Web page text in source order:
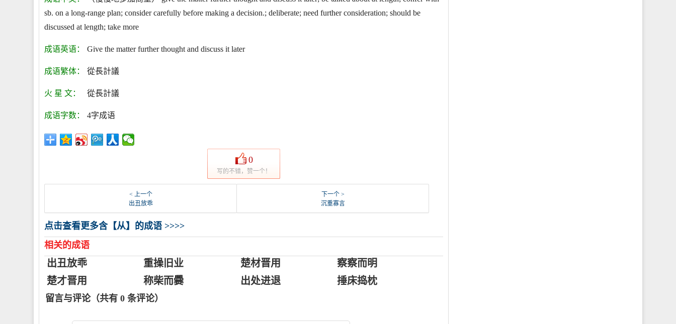
sb. on a long-range plan; consider carefully before making a decision.; deliberate; need further consideration; should be
discussed at length; take more
成语英语： Give the matter further thought and discuss it later
成语繁体： 從長計議
火 星 文： 從長計議
成语字数： 4字成语
0
写的不错，赞一个！
< 上一个
出丑放乖
下一个 >
沉重寡言
点击查看更多含【从】的成语 >>>>
相关的成语
出丑放乖 重操旧业 楚材晋用
察察而明
楚才晋用
称柴而爨 出处进退 捶床捣枕
留言与评论（共有 0 条评论）